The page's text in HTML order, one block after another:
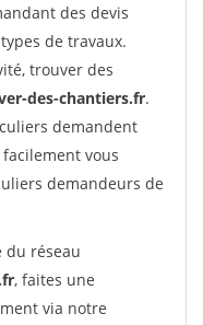
des devis
de travaux.
trouver des
des-chantiers.fr.
demandent
vous
demandeurs de
du réseau
, faites une
via notre